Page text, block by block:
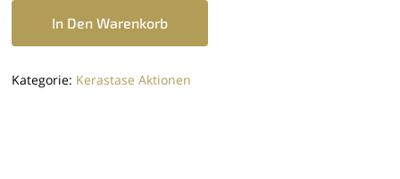
In Den Warenkorb
Kategorie: Kerastase Aktionen